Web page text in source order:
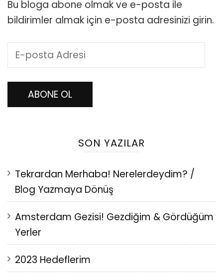
Bu bloga abone olmak ve e-posta ile
bildirimler almak için e-posta adresinizi girin.
E-
posta
Adresi
ABONE OL
SON YAZILAR
Tekrardan Merhaba! Nerelerdeydim? /
Blog Yazmaya Dönüş
Amsterdam Gezisi! Gezdiğim & Gördüğüm
Yerler
2023 Hedeflerim